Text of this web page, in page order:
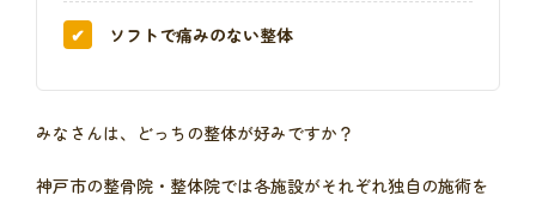
ソフトで痛みのない整体
みなさんは、どっちの整体が好みですか？
神戸市の整骨院・整体院では各施設がそれぞれ独自の施術を